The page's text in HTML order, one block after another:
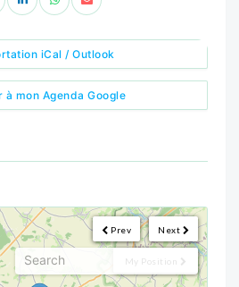
à mon Agenda Google
iCal / Outlook
Next
Prev
My Position